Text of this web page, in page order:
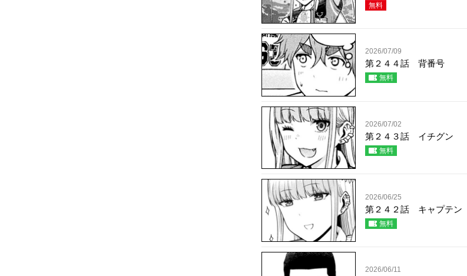
無料
2026/07/09
第２４４話 背番号
無料
2026/07/02
第２４３話 イチグン
無料
2026/06/25
第２４２話 キャプテン
無料
2026/06/11